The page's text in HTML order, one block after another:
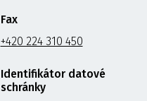
Fax
+420 224 310 450
Identifikátor datové
schránky